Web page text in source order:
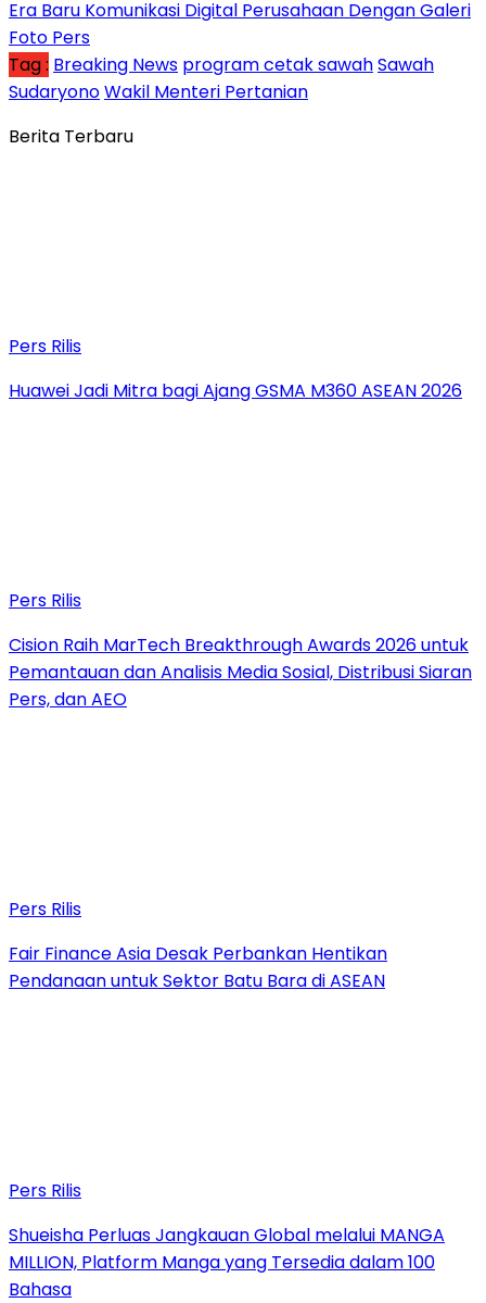
Era Baru Komunikasi Digital Perusahaan Dengan Galeri
Foto Pers
Tag : Breaking News program cetak sawahSawah
SudaryonoWakil Menteri Pertanian
Berita Terbaru
Pers Rilis
Huawei Jadi Mitra bagi Ajang GSMA M360 ASEAN 2026
Pers Rilis
Cision Raih MarTech Breakthrough Awards 2026 untuk
Pemantauan dan Analisis Media Sosial, Distribusi Siaran
Pers, dan AEO
Pers Rilis
Fair Finance Asia Desak Perbankan Hentikan
Pendanaan untuk Sektor Batu Bara di ASEAN
Pers Rilis
Shueisha Perluas Jangkauan Global melalui MANGA
MILLION, Platform Manga yang Tersedia dalam 100
Bahasa